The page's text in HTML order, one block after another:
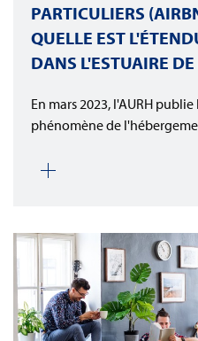
PARTICULIERS
QUELLE EST
DANS L'ESTUAIRE
En mars 2023, l'AURH
phénomène de